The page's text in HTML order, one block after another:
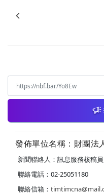
發佈單位名稱：財團法
新聞聯絡人：訊息服務核稿員
聯絡電話：02-25051180
聯絡信箱：